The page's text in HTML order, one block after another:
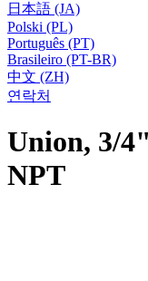
日本語 (JA)
Polski (PL)
Português (PT)
Brasileiro (PT-BR)
中文 (ZH)
연락처
Union, 3/
NPT